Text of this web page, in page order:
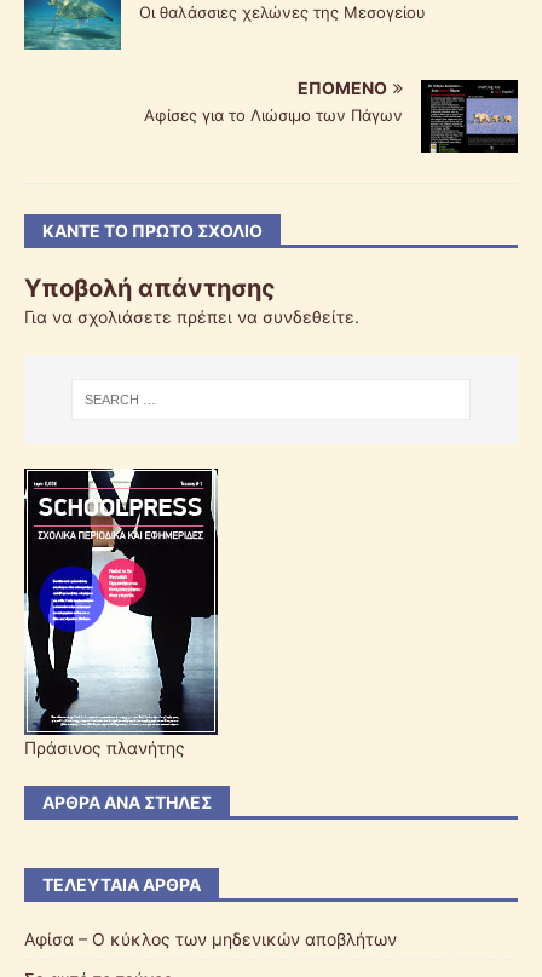
Οι θαλάσσιες χελώνες της Μεσογείου
ΕΠΌΜΕΝΟ
Αφίσες για το Λιώσιμο των Πάγων
ΚΆΝΤΕ ΤΟ ΠΡΏΤΟ ΣΧΌΛΙΟ
Υποβολή απάντησης
Για να σχολιάσετε πρέπει να συνδεθείτε.
Πράσινος πλανήτης
ΆΡΘΡΑ ΑΝΆ ΣΤΉΛΕΣ
ΤΕΛΕΥΤΑΊΑ ΆΡΘΡΑ
Αφίσα – Ο κύκλος των μηδενικών αποβλήτων